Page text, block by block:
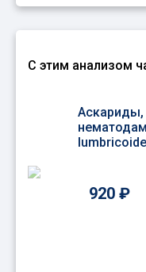
С этим анализом
Аскариды,
920 ₽